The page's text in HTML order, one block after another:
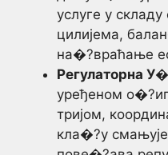
услуге у
цилијема,
на�?враћање
Регулаторна
уређеном
тријом,
кла�?у